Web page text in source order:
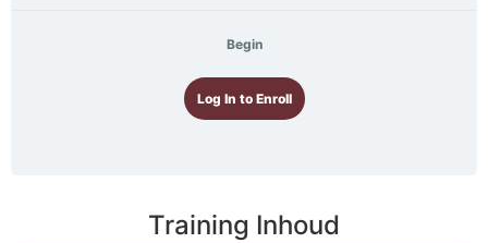
Begin
Log In to Enroll
Training Inhoud